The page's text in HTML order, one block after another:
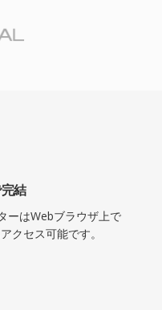
結
ーはWebブラウザ上で
クセス可能です。